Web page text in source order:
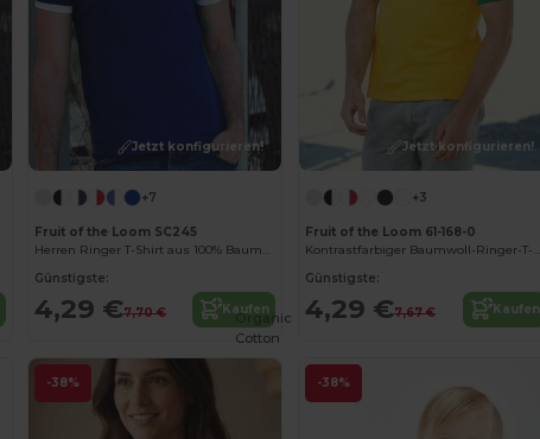
Jetzt konfigurieren!
+7
Fruit of the Loom SC245
Herren Ringer T-Shirt aus 100% Baumwolle
Günstigste:
4,29 €7,70 € Kaufen
Jetzt konfigurieren!
+3
Fruit of the Loom 61-168-0
Kontrastfarbiger Baumwoll-Ringer-T-Shirt
Günstigste:
4,29 €7,67 € Kaufen
-38% -38%
Organic
Cotton